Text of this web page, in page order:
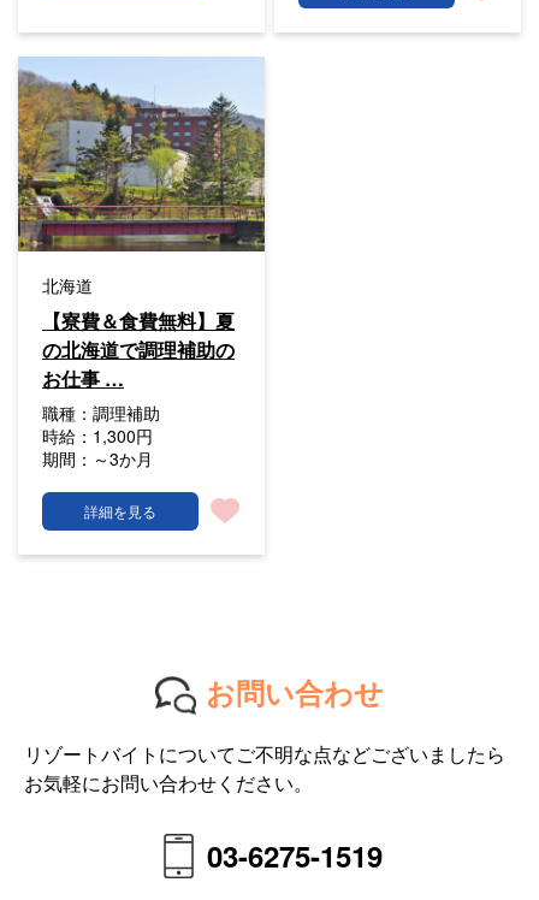
北海道
【寮費＆食費無料】夏
の北海道で調理補助の
お仕事 …
職種： 調理補助
時給： 1,300円
期間： ～3か月
詳細を見る
お問い合わせ
リゾートバイトについてご不明な点などございましたら
お気軽にお問い合わせください。
03-6275-1519